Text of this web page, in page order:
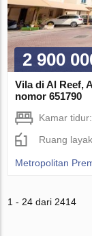
2 900
Vila di Al Reef,
nomor 651790
Kamar
Ruang
Metropolitan
1 - 24 dari 2414